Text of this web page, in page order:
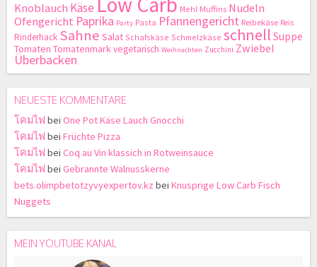
Knoblauch Käse Mehl Muffins Nudeln
Ofengericht Paprika Party Pasta Pfannengericht Reibekäse Reis
Rinderhack Sahne Salat Schafskäse Schmelzkäse schnell Suppe
Tomaten Tomatenmarkvegetarisch Weihnachten Zucchini Zwiebel
Überbacken
NEUESTE KOMMENTARE
โคมไฟ bei One Pot Käse Lauch Gnocchi
โคมไฟ bei Früchte Pizza
โคมไฟ bei Coq au Vin klassich in Rotweinsauce
โคมไฟ bei Gebrannte Walnusskerne
bets.olimpbetotzyvyexpertov.kz bei Knusprige Low Carb Fisch
Nuggets
MEIN YOUTUBE KANAL